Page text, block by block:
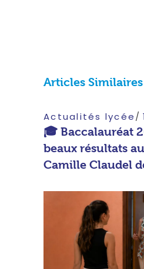
Articles Similaires
Actualités lycée
🎓 Baccalauréat
beaux résultats
Camille Claudel